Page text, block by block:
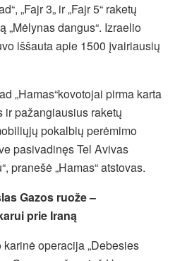
„Fajr 3„ ir „Fajr 5“ raketų
„Mėlynas dangus“. Izraelio
iššauta apie 1500 įvairiausių
„Hamas“kovotojai pirma karta
ir pažangiausius raketų
pokalbių perėmimo
pasivadinęs Tel Avivas
pranešė „Hamas“ atstovas.
Gazos ruože –
prie Iraną
operacija „Debesies